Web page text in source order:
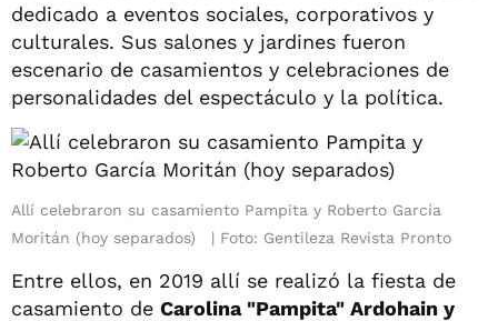
dedicado a eventos sociales, corporativos y
culturales. Sus salones y jardines fueron
escenario de casamientos y celebraciones de
personalidades del espectáculo y la política.
Allí celebraron su casamiento Pampita y Roberto García
Moritán (hoy separados)
Foto: Gentileza Revista Pronto
Entre ellos, en 2019 allí se realizó la fiesta de
casamiento de Carolina "Pampita" Ardohain y